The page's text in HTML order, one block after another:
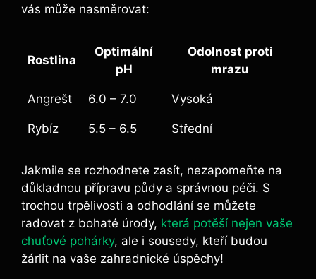
vás může nasměrovat:
Rostlina
Optimální
pH
Odolnost proti
mrazu
Angrešt 6.0 – 7.0 Vysoká
Rybíz 5.5 – 6.5 Střední
Jakmile se rozhodnete zasít, nezapomeňte na
důkladnou přípravu půdy a správnou péči. S
trochou trpělivosti a odhodlání se můžete
radovat z bohaté úrody, která potěší nejen vaše
chuťové pohárky, ale i sousedy, kteří budou
žárlit na vaše zahradnické úspěchy!